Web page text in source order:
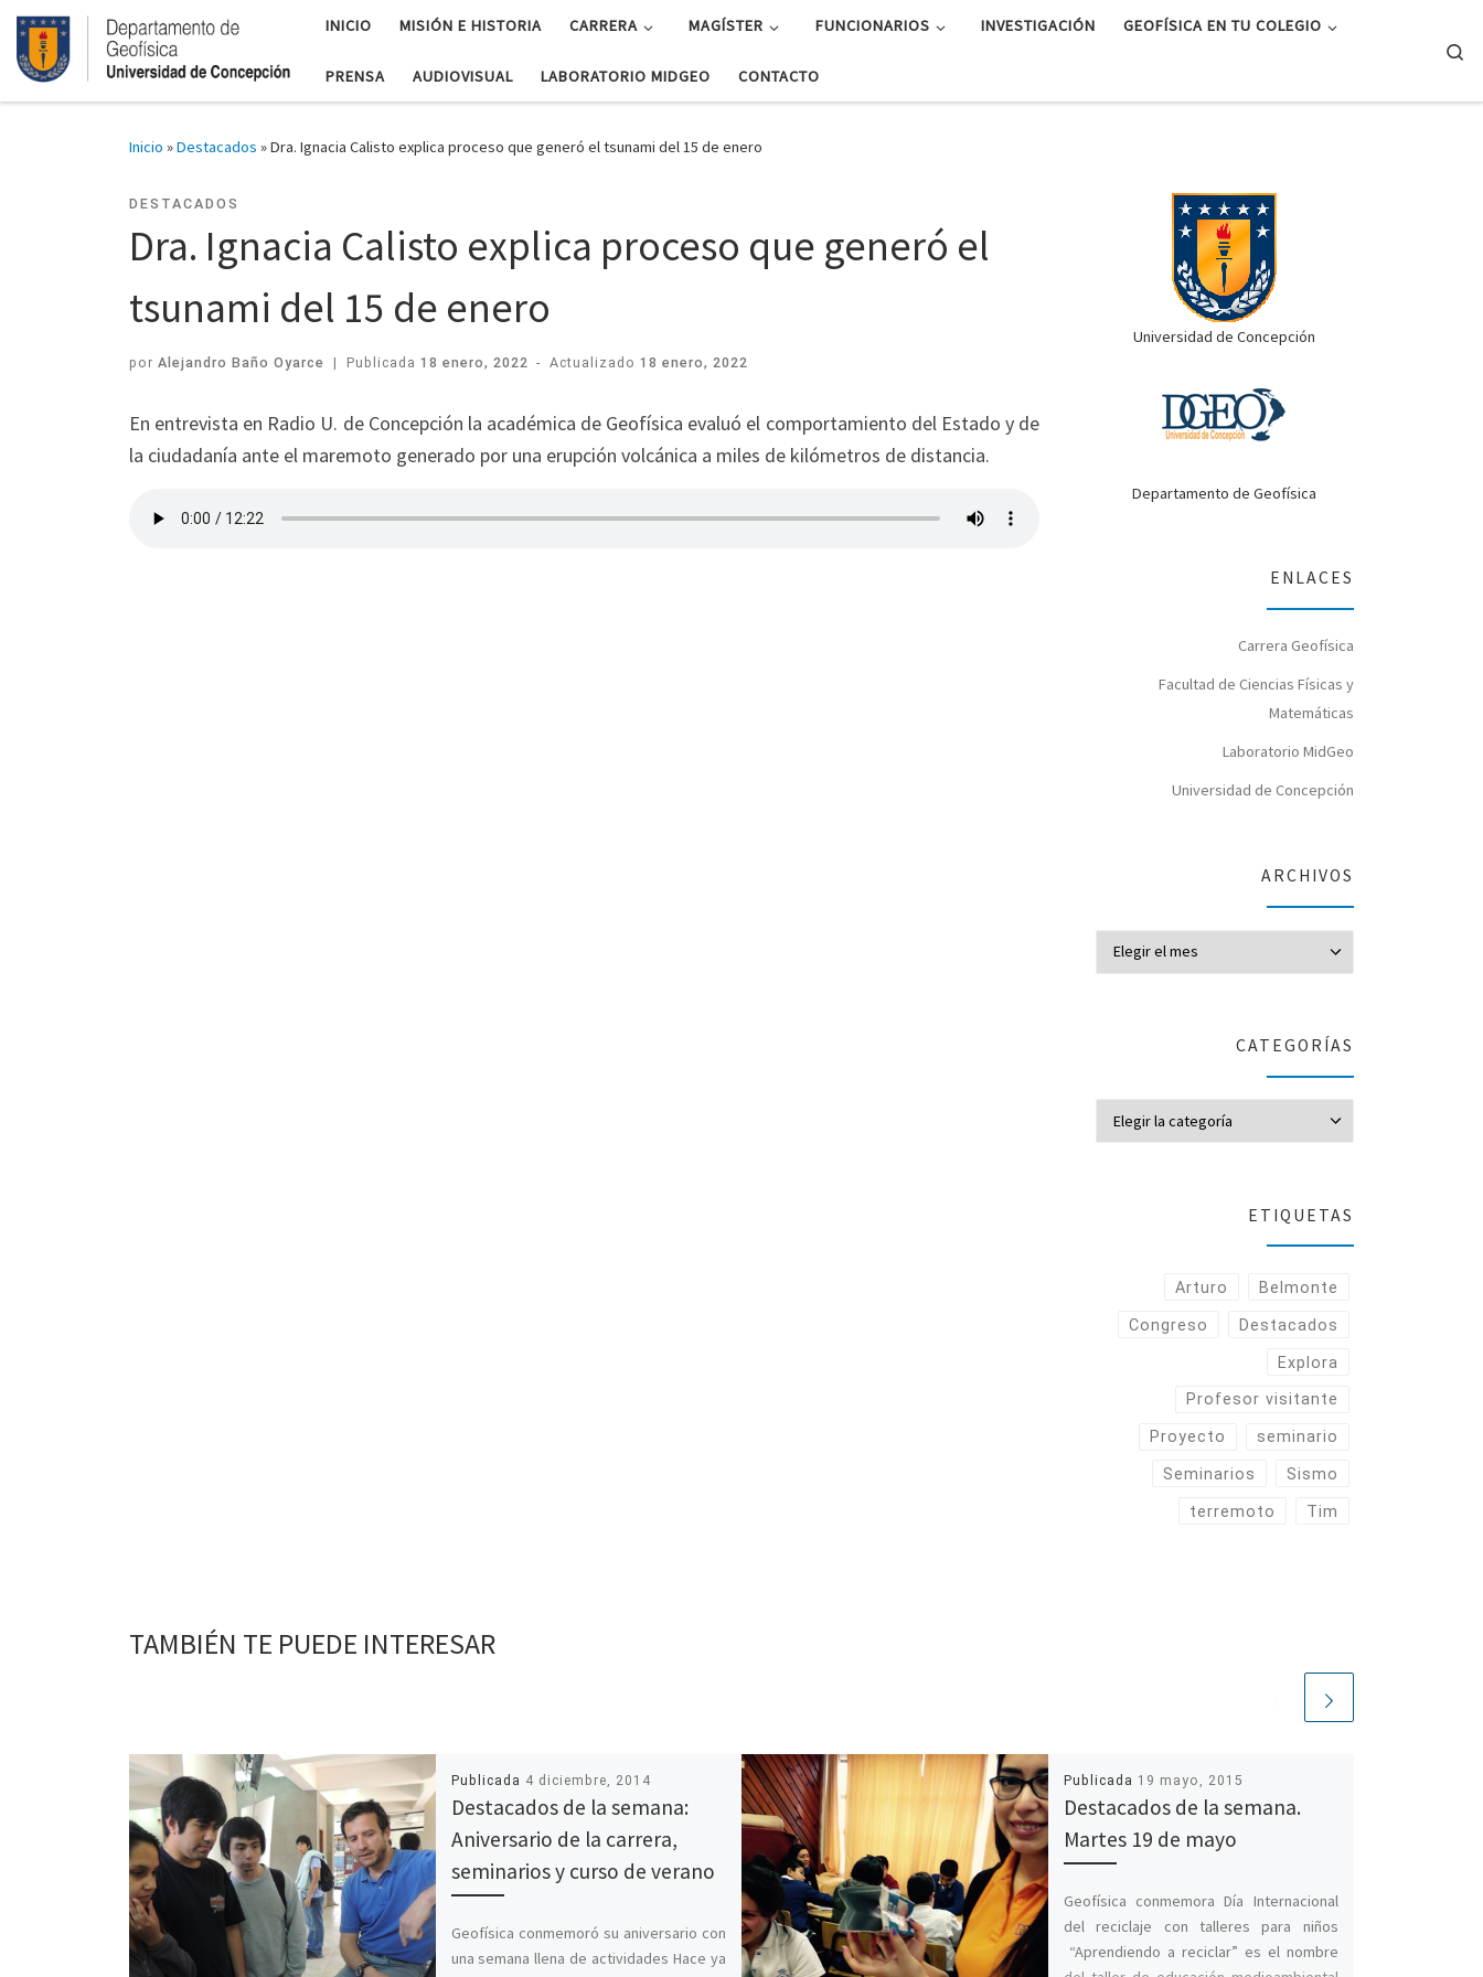
INICIO MISIÓN E HISTORIA CARRERA MAGÍSTER FUNCIONARIOS INVESTIGACIÓN GEOFÍSICA EN TU COLEGIO
PRENSA AUDIOVISUAL LABORATORIO MIDGEO CONTACTO
Inicio »Destacados »Dra. Ignacia Calisto explica proceso que generó el tsunami del 15 de enero
DESTACADOS
Dra. Ignacia Calisto explica proceso que generó el
tsunami del 15 de enero
por Alejandro Baño Oyarce | Publicada 18 enero, 2022 - Actualizado18 enero, 2022
En entrevista en Radio U. de Concepción la académica de Geofísica evaluó el comportamiento del Estado y de
la ciudadanía ante el maremoto generado por una erupción volcánica a miles de kilómetros de distancia.
TAMBIÉN TE PUEDE INTERESAR
Publicada 4 diciembre, 2014
Destacados de la semana:
Aniversario de la carrera,
seminarios y curso de verano
Geofísica conmemoró su aniversario con
una semana llena de actividades Hace ya
Publicada 19 mayo, 2015
Destacados de la semana.
Martes 19 de mayo
Geofísica conmemora Día Internacional
del reciclaje con talleres para niños
“Aprendiendo a reciclar” es el nombre
Universidad de Concepción
Departamento de Geofísica
ENLACES
Carrera Geofísica
Facultad de Ciencias Físicas y
Matemáticas
Laboratorio MidGeo
Universidad de Concepción
ARCHIVOS
CATEGORÍAS
ETIQUETAS
Arturo Belmonte
Congreso Destacados
Explora
Profesor visitante
Proyecto seminario
Seminarios Sismo
terremoto Tim